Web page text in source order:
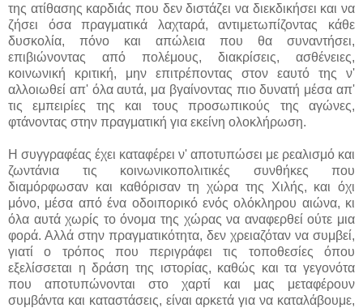
της ατίθασης καρδιάς που δεν διστάζει να διεκδικήσει και να
ζήσει όσα πραγματικά λαχταρά, αντιμετωπίζοντας κάθε
δυσκολία, πόνο και απώλεια που θα συναντήσει,
επιβιώνοντας από πολέμους, διακρίσεις, ασθένειες,
κοινωνική κριτική, μην επιτρέποντας στον εαυτό της ν'
αλλοιωθεί απ' όλα αυτά, μα βγαίνοντας πιο δυνατή μέσα απ'
τις εμπειρίες της και τους προσωπικούς της αγώνες,
φτάνοντας στην πραγματική για εκείνη ολοκλήρωση.
Η συγγραφέας έχει καταφέρει ν' αποτυπώσει με ρεαλισμό και
ζωντάνια τις κοινωνικοπολιτικές συνθήκες που
διαμόρφωσαν και καθόρισαν τη χώρα της Χιλής, και όχι
μόνο, μέσα από ένα οδοιπορικό ενός ολόκληρου αιώνα, κι
όλα αυτά χωρίς το όνομα της χώρας να αναφερθεί ούτε μια
φορά. Αλλά στην πραγματικότητα, δεν χρειαζόταν να συμβεί,
γιατί ο τρόπος που περιγράφει τις τοποθεσίες όπου
εξελίσσεται η δράση της ιστορίας, καθώς και τα γεγονότα
που αποτυπώνονται στο χαρτί και μας μεταφέρουν
συμβάντα και καταστάσεις, είναι αρκετά για να καταλάβουμε,